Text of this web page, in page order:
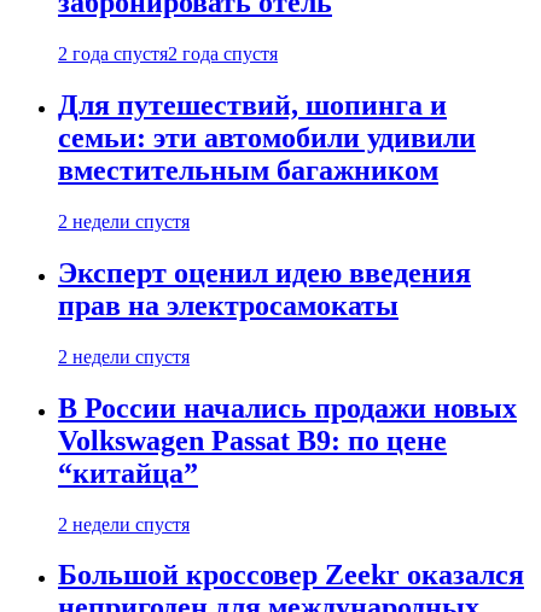
2 года спустя2 года спустя
Для путешествий, шопинга и
семьи: эти автомобили удивили
вместительным багажником
2 недели спустя
Эксперт оценил идею введения
прав на электросамокаты
2 недели спустя
В России начались продажи новых
Volkswagen Passat B9: по цене
“китайца”
2 недели спустя
Большой кроссовер Zeekr оказался